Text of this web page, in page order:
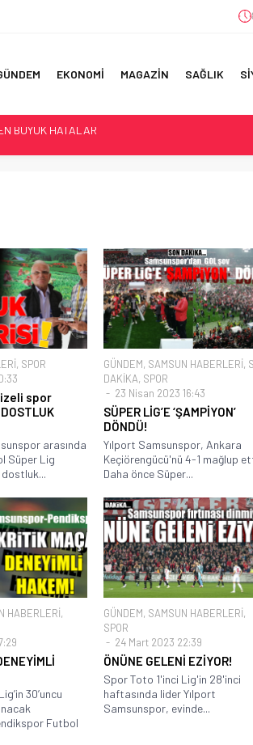
EKONOMİ MAGAZİN SAĞLIK
BÜYÜK HATALAR
, SPOR
spor
arasında
Süper Lig
GÜNDEM, SAMSUN HABERLERİ,
DAKİKA, SPOR
23 Nisan 2023 16:43
SÜPER LİG’E ‘ŞAMPİYON’
DÖNDÜ!
Yılport Samsunspor, Ankara
Keçiörengücü'nü 4-1 mağlup
Daha önce Süper...
HABERLERİ,
30’uncu
Futbol
GÜNDEM, SAMSUN HABERLERİ,
SPOR
24 Mart 2023 22:39
ÖNÜNE GELENİ EZİYOR!
Spor Toto 1'inci Lig'in 28'inci
haftasında lider Yılport
Samsunspor, evinde...